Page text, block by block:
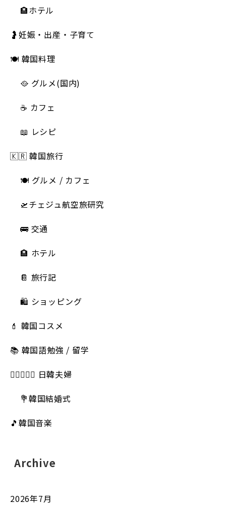
🏨ホテル
🤰妊娠・出産・子育て
🍽 韓国料理
🥘 グルメ(国内)
☕️ カフェ
📖 レシピ
🇰🇷 韓国旅行
🍽 グルメ / カフェ
🛫チェジュ航空旅研究
🚌 交通
🏨 ホテル
📔 旅行記
🛍️ ショッピング
💄 韓国コスメ
📚 韓国語勉強 / 留学
👩🏻‍❤️‍👨🏻 日韓夫婦
💐韓国結婚式
🎵韓国音楽
Archive
2026年7月